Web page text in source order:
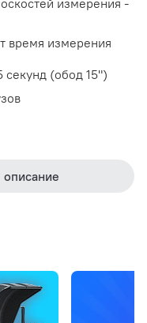
измерения -
время измерения
секунд (обод 15")
описание